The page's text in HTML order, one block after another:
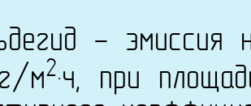
- эмиссия
м2·ч, при